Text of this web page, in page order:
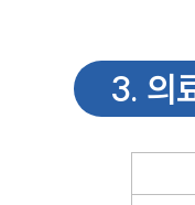
3. 의